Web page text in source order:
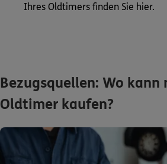
Ihres Oldtimers finden Sie hier.
Bezugsquellen: Wo kann
Oldtimer kaufen?